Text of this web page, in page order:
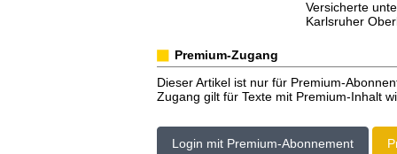
Versicherte
Karlsruher
Premium-Zugang
Dieser Artikel ist nur für Premium-
Zugang gilt für Texte mit Premium-Inhalt
Login mit Premium-Abonnement